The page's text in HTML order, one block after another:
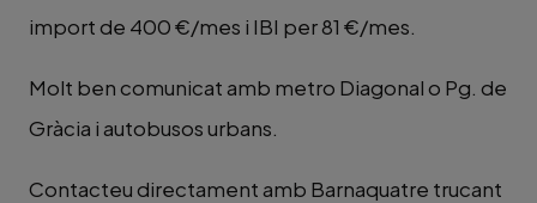
import de 400 €/mes i IBI per 81 €/mes.
Molt ben comunicat amb metro Diagonal o Pg. de
Gràcia i autobusos urbans.
Contacteu directament amb Barnaquatre trucant